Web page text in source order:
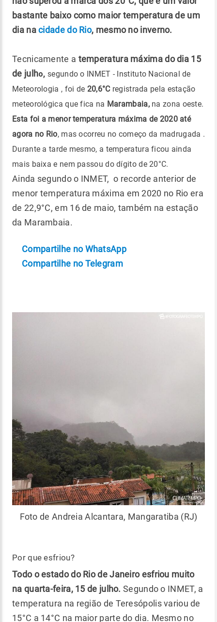
bastante baixo como maior temperatura de um
dia nacidade do Rio, mesmo no inverno.
Tecnicamente a temperatura máxima do dia 15
de julho, segundo o INMET - Instituto Nacional de
Meteorologia , foi de 20,6°Cregistrada pela estação
meteorológica que fica na Marambaia,na zona oeste.
Esta foi a menor temperatura máxima de 2020 até
agora no Rio, mas ocorreu no começo da madrugada .
Durante a tarde mesmo, a temperatura ficou ainda
mais baixa e nem passou do dígito de 20°C.
Ainda segundo o INMET, o recorde anterior de
menor temperatura máxima em 2020 no Rio era
de 22,9°C, em 16 de maio, também na estação
da Marambaia.
Compartilhe no WhatsApp
Compartilhe no Telegram
Foto de Andreia Alcantara, Mangaratiba (RJ)
Por que esfriou?
Todo o estado do Rio de Janeiro esfriou muito
na quarta-feira, 15 de julho. Segundo o INMET, a
temperatura na região de Teresópolis variou de
15°C a 14°C na maior parte do dia. Mesmo no